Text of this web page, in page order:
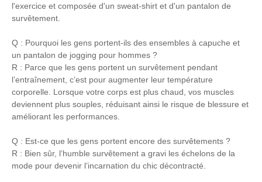
l'exercice et composée d'un sweat-shirt et d'un pantalon de
survêtement.
Q : Pourquoi les gens portent-ils des ensembles à capuche et
un pantalon de jogging pour hommes ?
R : Parce que les gens portent un survêtement pendant
l’entraînement, c’est pour augmenter leur température
corporelle. Lorsque votre corps est plus chaud, vos muscles
deviennent plus souples, réduisant ainsi le risque de blessure et
améliorant les performances.
Q : Est-ce que les gens portent encore des survêtements ?
R : Bien sûr, l’humble survêtement a gravi les échelons de la
mode pour devenir l’incarnation du chic décontracté.